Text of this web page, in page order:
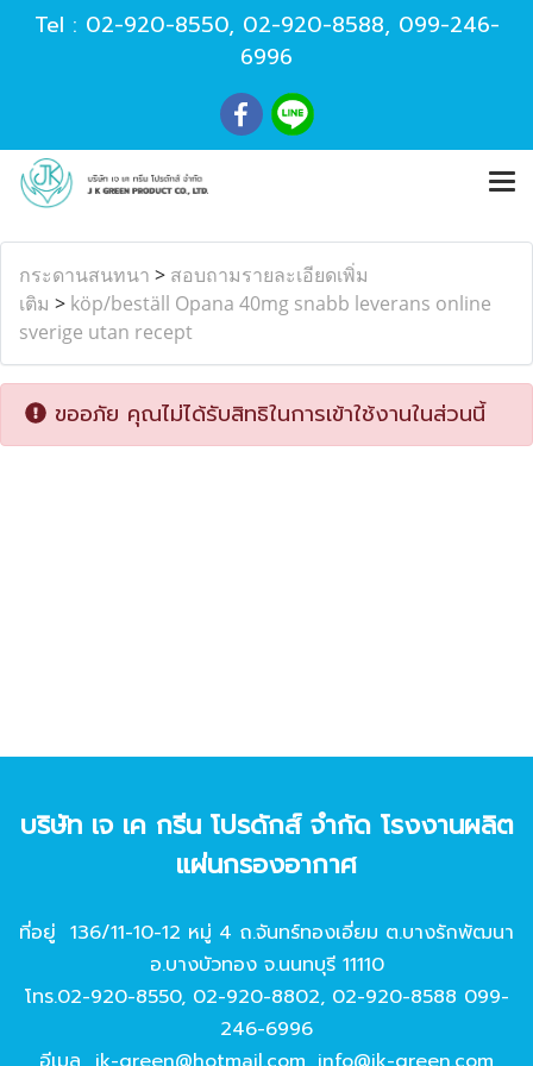
Tel : 02-920-8550, 02-920-8588, 099-246-
6996
กระดานสนทนา > สอบถามรายละเอียดเพิ่ม
เติม > köp/beställ Opana 40mg snabb leverans online
sverige utan recept
ขออภัย คุณไม่ได้รับสิทธิในการเข้าใช้งานในส่วนนี้
บริษัท เจ เค กรีน โปรดักส์ จํากัด โรงงานผลิต
แผ่นกรองอากาศ
ที่อยู่ 136/11-10-12 หมู่ 4 ถ.จันทร์ทองเอี่ยม ต.บางรักพัฒนา
อ.บางบัวทอง จ.นนทบุรี 11110
โทร.02-920-8550, 02-920-8802, 02-920-8588 099-
246-6996